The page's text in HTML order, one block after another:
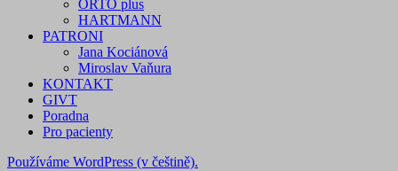
ORTO plus
HARTMANN
PATRONI
Jana Kociánová
Miroslav Vaňura
KONTAKT
GIVT
Poradna
Pro pacienty
Používáme WordPress (v češtině).